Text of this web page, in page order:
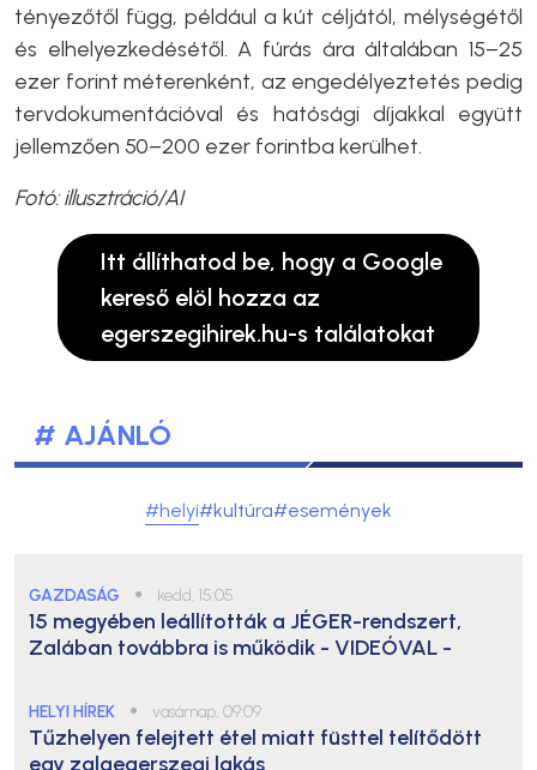
tényezőtől függ, például a kút céljától, mélységétől
és elhelyezkedésétől. A fúrás ára általában 15–25
ezer forint méterenként, az engedélyeztetés pedig
tervdokumentációval és hatósági díjakkal együtt
jellemzően 50–200 ezer forintba kerülhet.
Fotó: illusztráció/AI
Itt állíthatod be, hogy a Google
kereső elöl hozza az
egerszegihirek.hu-s találatokat
# AJÁNLÓ
#helyi#kultúra#események
GAZDASÁG ● kedd, 15:05
15 megyében leállították a JÉGER-rendszert,
Zalában továbbra is működik - VIDEÓVAL -
HELYI HÍREK ● vasárnap, 09:09
Tűzhelyen felejtett étel miatt füsttel telítődött
egy zalaegerszegi lakás